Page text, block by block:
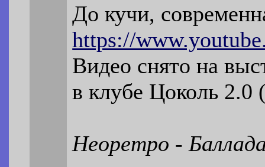
До кучи,
https://
Видео снято на
в клубе Цоколь 2.0
Неоретро -